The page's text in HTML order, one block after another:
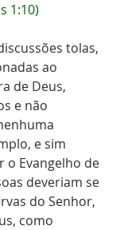
1:10)
tolas,
ao
de Deus,
e não
e sim
o Evangelho de
deveriam se
do Senhor,
como